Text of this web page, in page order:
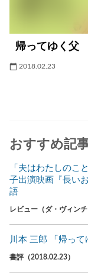
帰ってゆく父
2018.02.23
おすすめ記
「夫はわたしのこ
子出演映画『長い
語
レビュー（ダ・ヴィン
川本 三郎 「帰って
書評（2018.02.23）